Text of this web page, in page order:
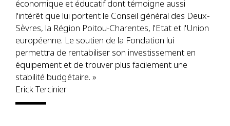
économique et éducatif dont témoigne aussi
l'intérêt que lui portent le Conseil général des Deux-
Sèvres, la Région Poitou-Charentes, l'Etat et l'Union
européenne. Le soutien de la Fondation lui
permettra de rentabiliser son investissement en
équipement et de trouver plus facilement une
stabilité budgétaire. »
Erick Tercinier